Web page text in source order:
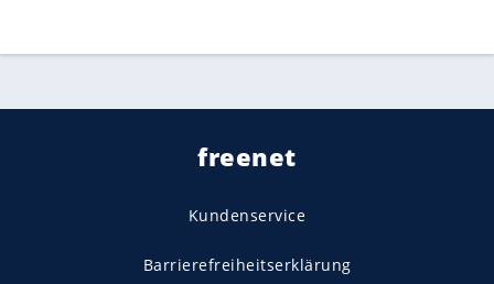
freenet
Kundenservice
Barrierefreiheitserklärung